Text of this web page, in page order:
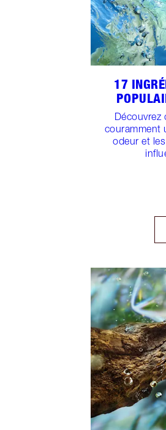
17
Découvrez
couramment
odeur et